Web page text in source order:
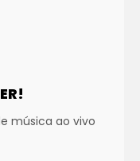
música ao vivo